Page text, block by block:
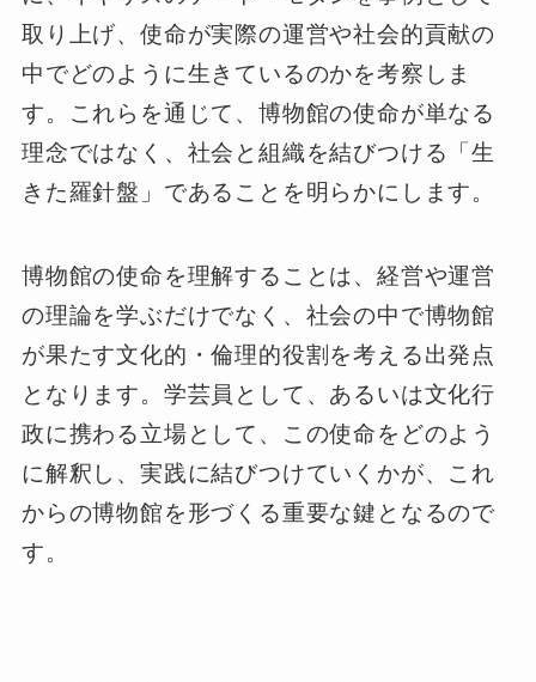
取り上げ、使命が実際の運営や社会的貢献の
中でどのように生きているのかを考察しま
す。これらを通じて、博物館の使命が単なる
理念ではなく、社会と組織を結びつける「生
きた羅針盤」であることを明らかにします。
博物館の使命を理解することは、経営や運営
の理論を学ぶだけでなく、社会の中で博物館
が果たす文化的・倫理的役割を考える出発点
となります。学芸員として、あるいは文化行
政に携わる立場として、この使命をどのよう
に解釈し、実践に結びつけていくかが、これ
からの博物館を形づくる重要な鍵となるので
す。